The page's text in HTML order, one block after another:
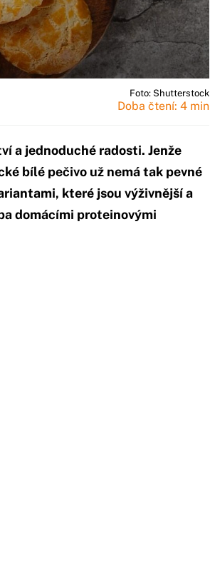
Foto: Shutterstock
Doba čtení: 4 min
a jednoduché radosti. Jenže
bílé pečivo už nemá tak pevné
které jsou výživnější a
domácími proteinovými